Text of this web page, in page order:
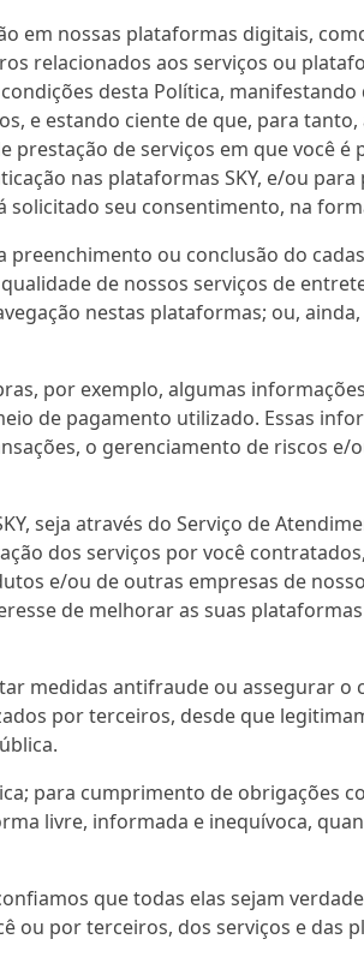
em nossas plataformas digitais,
relacionados aos serviços ou
desta Política,
e estando ciente de que, para tanto,
de serviços em que você é
nas plataformas SKY, e/ou
solicitado seu consentimento, na
ou conclusão do
de nossos serviços de
nestas plataformas; ou, ainda,
por exemplo, algumas
de pagamento utilizado. Essas
o gerenciamento de riscos
seja através do Serviço de
dos serviços por você
e/ou de outras empresas de
de melhorar as suas
medidas antifraude ou assegurar o
por terceiros, desde que
para cumprimento de obrigações
livre, informada e inequívoca,
que todas elas sejam
ou por terceiros, dos serviços e das